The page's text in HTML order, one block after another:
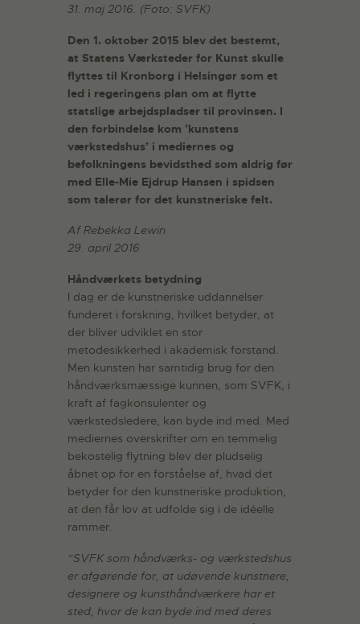
31. maj 2016. (Foto: SVFK)
Den 1. oktober 2015 blev det bestemt,
at Statens Værksteder for Kunst skulle
flyttes til Kronborg i Helsingør som et
led i regeringens plan om at flytte
statslige arbejdspladser til provinsen. I
den forbindelse kom ’kunstens
værkstedshus’ i mediernes og
befolkningens bevidsthed som aldrig før
med Elle-Mie Ejdrup Hansen i spidsen
som talerør for det kunstneriske felt.
Af Rebekka Lewin
29. april 2016
Håndværkets betydning
I dag er de kunstneriske uddannelser
funderet i forskning, hvilket betyder, at
der bliver udviklet en stor
metodesikkerhed i akademisk forstand.
Men kunsten har samtidig brug for den
håndværksmæssige kunnen, som SVFK, i
kraft af fagkonsulenter og
værkstedsledere, kan byde ind med. Med
mediernes overskrifter om en temmelig
bekostelig flytning blev der pludselig
åbnet op for en forståelse af, hvad det
betyder for den kunstneriske produktion,
at den får lov at udfolde sig i de idéelle
rammer.
”SVFK som håndværks- og værkstedshus
er afgørende for, at udøvende kunstnere,
designere og kunsthåndværkere har et
sted, hvor de kan byde ind med deres